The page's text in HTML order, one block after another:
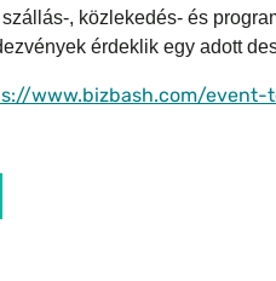
, közlekedés- és
érdeklik egy adott
www.bizbash.com/